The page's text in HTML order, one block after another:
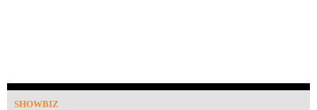
SHOWBIZ